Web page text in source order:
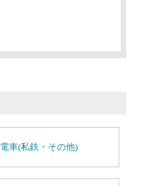
電車(私鉄・その他)